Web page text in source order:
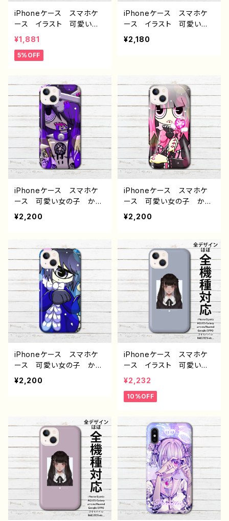
iPhoneケース スマホケ
ース イラスト 可愛い女
の子 かわいい おしゃれ
服 エモい 風景 綺麗
美しい 景色 ノスタルジ
3 AQUOS sense 5 6 7
Xperia Googlepixel
Galaxy Android ア
ンドロイド ケース 個性
的 おすすめ JK 女子
高校生 セーラー服 ショ
ートカット 人気 イラスト
レーター 絵師 クリエイ
ター オリジナル デザイ
ン グッズ タイトル：あの
夏の日の記憶 作：栞音 F
-5
¥1,881
5%OFF
iPhoneケース スマホケ
ース イラスト 可愛い女
の子 かっこいい女子 お
しゃれ エモい ロック
Xperia Googlepixel
Galaxy Android ア
ンドロイド ケース ピア
ス ツインテール タトゥ
ー 生足 個性的 おすす
め 人気 イラストレータ
ー クリエイター 絵師
オリジナル デザイン グッ
ズ タイトル：デッドオアア
¥2,180
iPhoneケース スマホケ
ース 可愛い女の子 かっ
こいい女子 イラスト おし
ゃれ iPhone15/14/13/12/
ooglepixel Galaxy An
droid アンドロイド ケー
ス ポップ タトゥー おす
すめ 個性的 人気 イラ
ストレーター 絵師 クリ
エイター オリジナル デ
ザイン グッズ タイトル：P
URPLE DEVIL 作：プラネ
¥2,200
iPhoneケース スマホケ
ース 可愛い女の子 かっ
こいい女子 イラスト おし
ゃれ服 iPhone15/14/13/1
Googlepixel Galaxy
Android アンドロイド
ケース エモい ピアス
ゴシック ポップ ツインテ
ール 魔法少女 メンヘ
ラ ヤンデレ 病みかわい
い おすすめ 個性的 人
気 イラストレーター 絵
師 クリエイター オリジ
ナル デザイン グッズ タ
イトル：? 作：プラネ
¥2,200
iPhoneケース スマホケ
ース 可愛い女の子 かっ
こいい女子 イラスト おし
ゃれ服 iPhone15/14/13/1
Android アンドロイド
ケース 猫耳 ネコミミ
ケモ耳 ケモミミ 単眼
黒髪 ショートヘア ショ
ートカット 生足 おすす
め 個性的 人気 イラス
トレーター 絵師 クリエ
イター オリジナル デザ
イン グッズ タイトル：mi
dnight cat 作：プラネ
¥2,200
iPhoneケース スマホケ
ース イラスト 可愛い女
の子 かっこいい女子 お
しゃれ服 エモい iPhone
15/14/13/12/11 AQUOS
ロイド ケース 個性的
おすすめ 黒髪 ロングヘ
ア ピアス 人気 イラス
トレーター クリエイター
絵師 オリジナル デザイ
ン グッズ タイトル：量産
型ハーフツインスマホケー
ス(アッシュブルー) 作：冬
城ゆう G-6
¥2,232
10%OFF